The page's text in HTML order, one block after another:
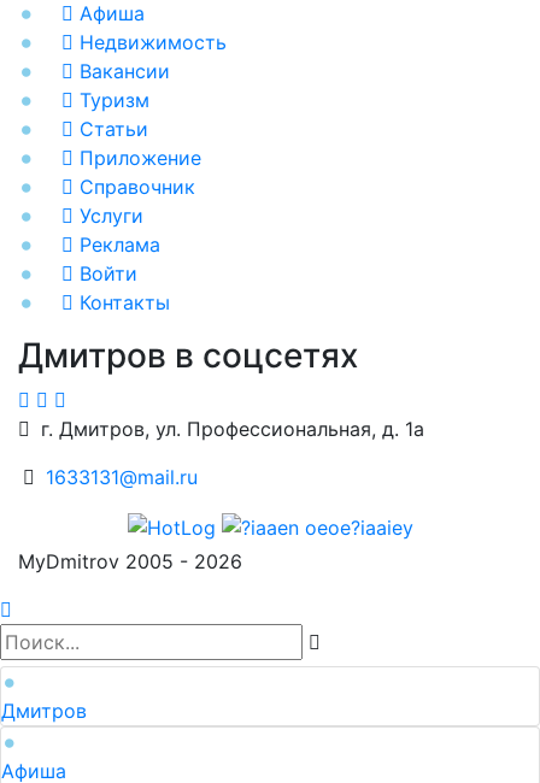
Афиша
Недвижимость
Вакансии
Туризм
Статьи
Приложение
Справочник
Услуги
Реклама
Войти
Контакты
Дмитров в соцсетях
г. Дмитров, ул. Профессиональная, д. 1а
1633131@mail.ru
MyDmitrov 2005 - 2026
Дмитров
Афиша